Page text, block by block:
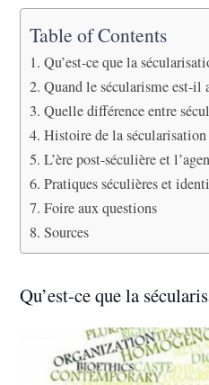
Table of Contents
Qu’est-ce que la
Quand le sécularisme est-il
Quelle différence entre
Histoire de la
L’ère post-séculière et
Pratiques séculières et
Foire aux questions
Sources
Qu’est-ce que la